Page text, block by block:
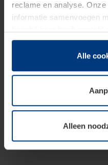
reclame en analyse.
informatie samenvoegen
hun diensten hebben
Juridisch hebben wij het
van deze pagina's
soorten cookies is uw
toestemming kunt u op
wijzigen of herroepen.
Alle
Alleen